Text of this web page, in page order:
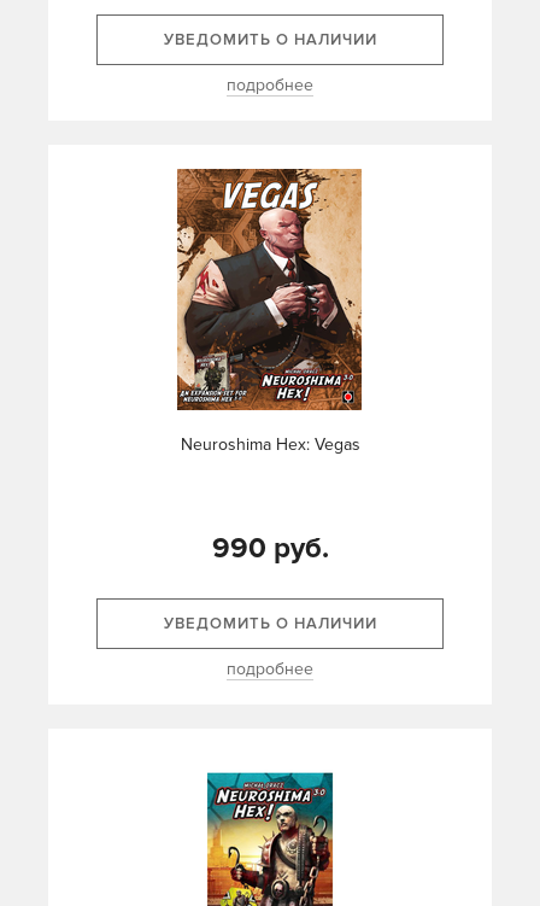
УВЕДОМИТЬ О НАЛИЧИИ
подробнее
Neuroshima Hex: Vegas
990 руб.
УВЕДОМИТЬ О НАЛИЧИИ
подробнее